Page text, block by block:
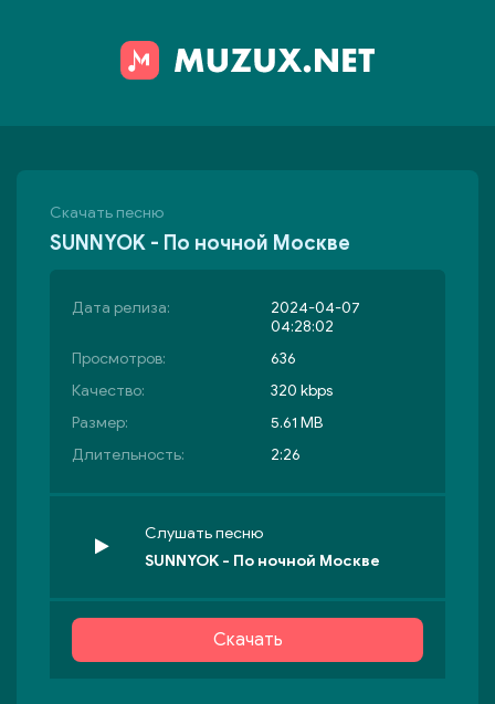
Скачать песню
SUNNYOK - По ночной Москве
Дата релиза:
2024-04-07
04:28:02
Просмотров:
636
Качество:
320 kbps
Размер:
5.61 MB
Длительность:
2:26
Слушать песню
SUNNYOK - По ночной Москве
Скачать